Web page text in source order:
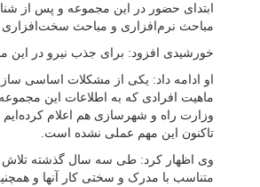
ابتدای حضور در این مجموعه و پس از
مباحث نرم‌افزاری و مباحث سخت‌افزاری
خورشیدی افزود: برای جذب نیرو در این
او ادامه داد: یکی از مشکلات اساسی
ماهیت افرادی که به اطلاعات این
وزارت راه و شهرسازی هم اعلام
تاکنون این مهم عملی نشده است.
وی اظهار کرد: طی سه سال گذشته تلاش
متناسب با مدرک و سختی کار آنها و